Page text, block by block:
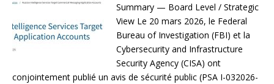
Summary — Board Level / Strategic
View Le 20 mars 2026, le Federal
Bureau of Investigation (FBI) et la
Cybersecurity and Infrastructure
Security Agency (CISA) ont
conjointement publié un avis de sécurité public (PSA I-032026-